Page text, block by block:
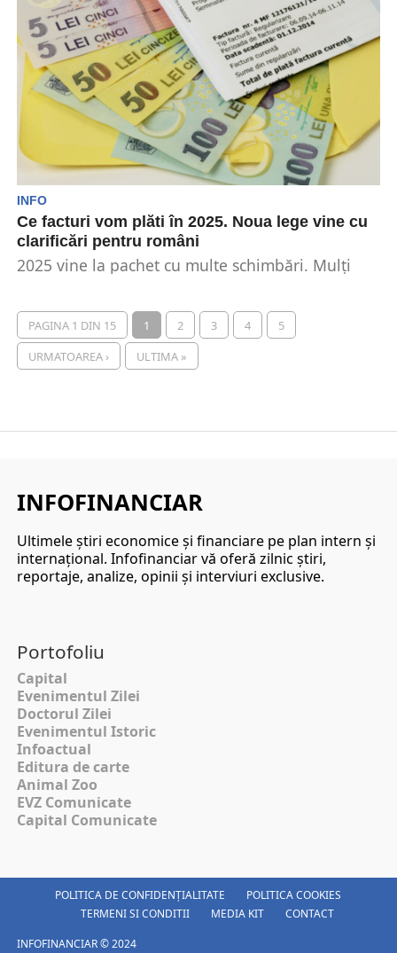
INFO
Ce facturi vom plăti în 2025. Noua lege vine cu
clarificări pentru români
2025 vine la pachet cu multe schimbări. Mulți
PAGINA 1 DIN 15 1 2 3 4
5
URMATOAREA ›
ULTIMA »
INFOFINANCIAR
Ultimele ştiri economice şi financiare pe plan intern şi
internaţional. Infofinanciar vă oferă zilnic ştiri,
reportaje, analize, opinii şi interviuri exclusive.
Portofoliu
Capital
Evenimentul Zilei
Doctorul Zilei
Evenimentul Istoric
Infoactual
Editura de carte
Animal Zoo
EVZ Comunicate
Capital Comunicate
POLITICA DE CONFIDENȚIALITATE
POLITICA COOKIES
TERMENI SI CONDITII
MEDIA KIT
CONTACT
INFOFINANCIAR © 2024